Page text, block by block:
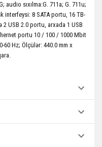
audio sıxılma:G. 711a; G. 711u;
interfeysi: 8 SATA portu, 16 TB-
2 USB 2.0 portu, arxada 1 USB
portu 10 / 100 / 1000 Mbit
60 Hz; Ölçülər: 440.0 mm x